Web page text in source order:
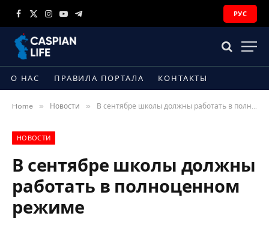
Facebook
X
Instagram
YouTubeTelegram
РУС
О НАС ПРАВИЛА ПОРТАЛА КОНТАКТЫ
Home » Новости » В сентябре школы должны работать в полноценном режиме
НОВОСТИ
В сентябре школы должны
работать в полноценном
режиме